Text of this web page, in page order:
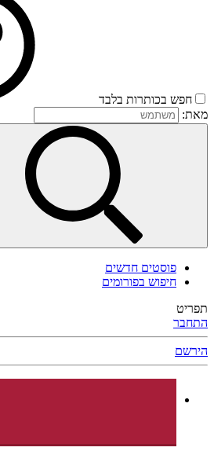
חפש בכותרות בלבד
מאת:
פוסטים חדשים
חיפוש בפורומים
תפריט
התחבר
הירשם